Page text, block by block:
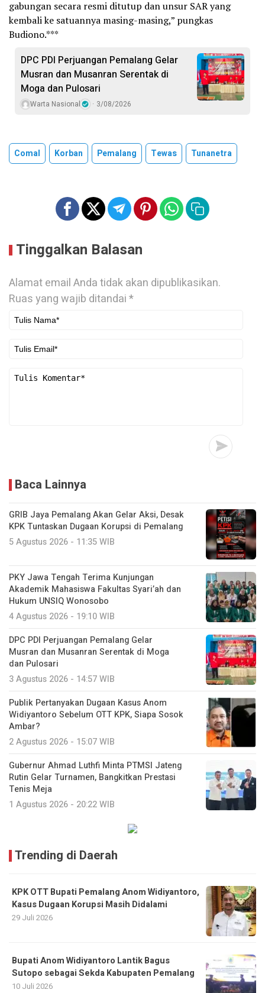
gabungan secara resmi ditutup dan unsur SAR yang
kembali ke satuannya masing-masing,” pungkas
Budiono.***
DPC PDI Perjuangan Pemalang Gelar
Musran dan Musanran Serentak di
Moga dan Pulosari
Warta Nasional 3/08/2026
Comal Korban Pemalang Tewas Tunanetra
Tinggalkan Balasan
Alamat email Anda tidak akan dipublikasikan.
Ruas yang wajib ditandai*
Baca Lainnya
GRIB Jaya Pemalang Akan Gelar Aksi, Desak
KPK Tuntaskan Dugaan Korupsi di Pemalang
5 Agustus 2026 - 11:35 WIB
PKY Jawa Tengah Terima Kunjungan
Akademik Mahasiswa Fakultas Syari’ah dan
Hukum UNSIQ Wonosobo
4 Agustus 2026 - 19:10 WIB
DPC PDI Perjuangan Pemalang Gelar
Musran dan Musanran Serentak di Moga
dan Pulosari
3 Agustus 2026 - 14:57 WIB
Publik Pertanyakan Dugaan Kasus Anom
Widiyantoro Sebelum OTT KPK, Siapa Sosok
Ambar?
2 Agustus 2026 - 15:07 WIB
Gubernur Ahmad Luthfi Minta PTMSI Jateng
Rutin Gelar Turnamen, Bangkitkan Prestasi
Tenis Meja
1 Agustus 2026 - 20:22 WIB
Trending di Daerah
KPK OTT Bupati Pemalang Anom Widiyantoro,
Kasus Dugaan Korupsi Masih Didalami
29 Juli 2026
Bupati Anom Widiyantoro Lantik Bagus
Sutopo sebagai Sekda Kabupaten Pemalang
10 Juli 2026